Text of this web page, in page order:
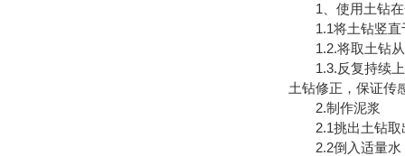
1、使用土钻在
1.1将土钻竖直于
1.2.将取土钻从
1.3.反复持续上
土钻修正，保证传
2.制作泥浆
2.1挑出土钻取出
2.2倒入适量水，